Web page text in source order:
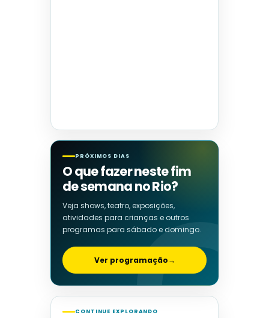
PRÓXIMOS DIAS
O que fazer neste fim
de semana no Rio?
Veja shows, teatro, exposições,
atividades para crianças e outros
programas para sábado e domingo.
Ver programação→
CONTINUE EXPLORANDO